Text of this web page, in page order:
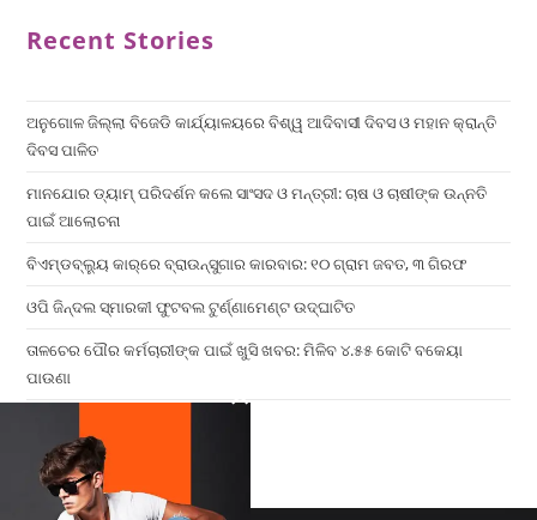
Recent Stories
ଅନୁଗୋଳ ଜିଲ୍ଲା ବିଜେଡି କାର୍ଯ୍ୟାଳୟରେ ବିଶ୍ୱ ଆଦିବାସୀ ଦିବସ ଓ ମହାନ କ୍ରାନ୍ତି
ଦିବସ ପାଳିତ
ମାନଯୋର ଡ୍ୟାମ୍ ପରିଦର୍ଶନ କଲେ ସାଂସଦ ଓ ମନ୍ତ୍ରୀ: ଚାଷ ଓ ଚାଷୀଙ୍କ ଉନ୍ନତି
ପାଇଁ ଆଲୋଚନା
ବିଏମ୍‌ଡବ୍ଲ୍ୟୁ କାର୍‌ରେ ବ୍ରାଉନ୍‌ସୁଗାର କାରବାର: ୧୦ ଗ୍ରାମ ଜବତ, ୩ ଗିରଫ
ଓପି ଜିନ୍ଦଲ ସ୍ମାରକୀ ଫୁଟବଲ ଟୁର୍ଣ୍ଣାମେଣ୍ଟ ଉଦ୍ଘାଟିତ
ତାଳଚେର ପୌର କର୍ମଚାରୀଙ୍କ ପାଇଁ ଖୁସି ଖବର: ମିଳିବ ୪.୫୫ କୋଟି ବକେୟା
ପାଉଣା
×